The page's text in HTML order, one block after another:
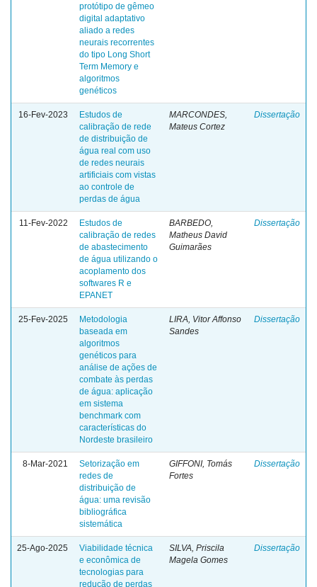
protótipo de gêmeo
digital adaptativo
aliado a redes
neurais recorrentes
do tipo Long Short
Term Memory e
algoritmos
genéticos
16-Fev-2023
Estudos de
calibração de rede
de distribuição de
água real com uso
de redes neurais
artificiais com vistas
ao controle de
perdas de água
MARCONDES,
Mateus Cortez
Dissertação
11-Fev-2022
Estudos de
calibração de redes
de abastecimento
de água utilizando o
acoplamento dos
softwares R e
EPANET
BARBEDO,
Matheus David
Guimarães
Dissertação
25-Fev-2025
Metodologia
baseada em
algoritmos
genéticos para
análise de ações de
combate às perdas
de água: aplicação
em sistema
benchmark com
características do
Nordeste brasileiro
LIRA, Vitor Affonso
Sandes
Dissertação
8-Mar-2021
Setorização em
redes de
distribuição de
água: uma revisão
bibliográfica
sistemática
GIFFONI, Tomás
Fortes
Dissertação
25-Ago-2025
Viabilidade técnica
e econômica de
tecnologias para
redução de perdas
SILVA, Priscila
Magela Gomes
Dissertação